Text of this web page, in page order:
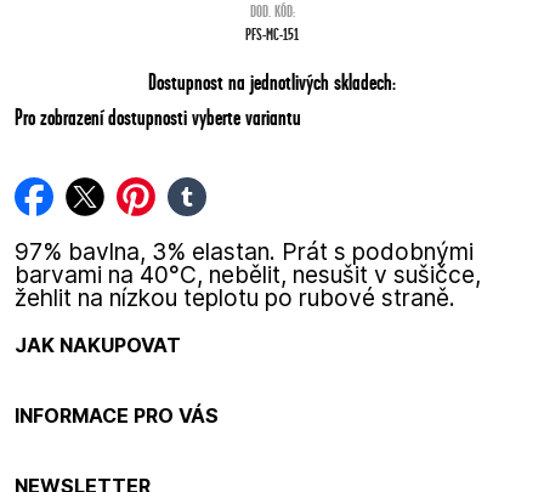
DOD. KÓD:
PFS-MC-151
Dostupnost na jednotlivých skladech:
Pro zobrazení dostupnosti vyberte variantu
facebook
twitterpinterest
tumblr
97% bavlna, 3% elastan. Prát s podobnými
barvami na 40°C, nebělit, nesušit v sušičce,
žehlit na nízkou teplotu po rubové straně.
JAK NAKUPOVAT
INFORMACE PRO VÁS
NEWSLETTER